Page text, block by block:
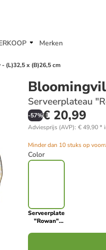
Merken
(L)32,5 x (B)26,5 cm
Serveerplateau
-57%€ 20,99
Adviesprijs (AVP): € 49,90*
Minder dan 10 stuks op
Color
Serveerplateau
"Rowan"